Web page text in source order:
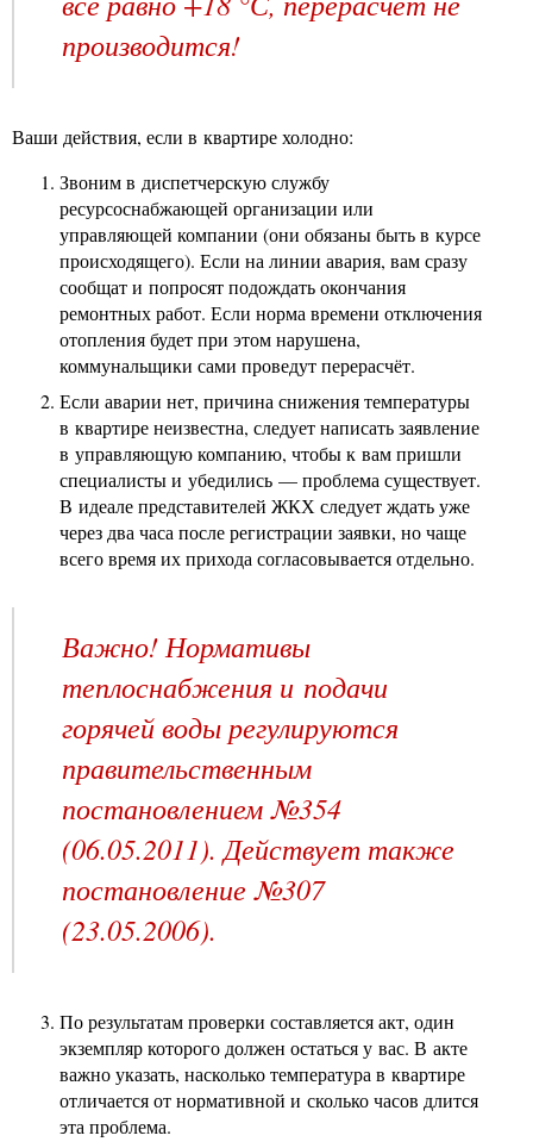
производится!
Ваши действия, если в квартире холодно:
Звоним в диспетчерскую службу
ресурсоснабжающей организации или
управляющей компании (они обязаны быть в курсе
происходящего). Если на линии авария, вам сразу
сообщат и попросят подождать окончания
ремонтных работ. Если норма времени отключения
отопления будет при этом нарушена,
коммунальщики сами проведут перерасчёт.
Если аварии нет, причина снижения температуры
в квартире неизвестна, следует написать заявление
в управляющую компанию, чтобы к вам пришли
специалисты и убедились — проблема существует.
В идеале представителей ЖКХ следует ждать уже
через два часа после регистрации заявки, но чаще
всего время их прихода согласовывается отдельно.
Важно! Нормативы
теплоснабжения и подачи
горячей воды регулируются
правительственным
постановлением №354
(06.05.2011). Действует также
постановление №307
(23.05.2006).
По результатам проверки составляется акт, один
экземпляр которого должен остаться у вас. В акте
важно указать, насколько температура в квартире
отличается от нормативной и сколько часов длится
эта проблема.